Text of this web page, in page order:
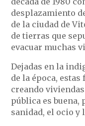
desplazamiento
de la ciudad de
de tierras que
evacuar muchas
Dejadas en la
de la época,
creando
pública es
sanidad, el ocio y